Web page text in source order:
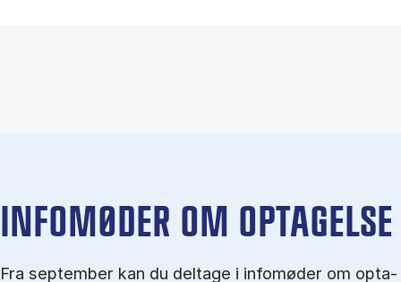
IN­FO­MØ­DER OM OP­TA­GEL­SE
Fra september kan du del­tage i in­fo­mø­der om op­ta­